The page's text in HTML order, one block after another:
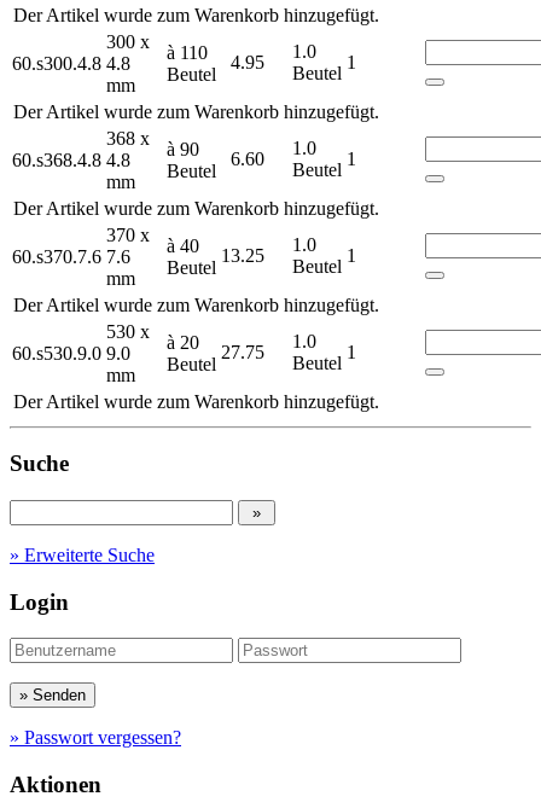
Der Artikel wurde zum Warenkorb hinzugefügt.
60.s300.4.8
300 x
4.8
mm
à 110
Beutel
4.95
1.0
Beutel
1
Der Artikel wurde zum Warenkorb hinzugefügt.
60.s368.4.8
368 x
4.8
mm
à 90
Beutel
6.60
1.0
Beutel
1
Der Artikel wurde zum Warenkorb hinzugefügt.
60.s370.7.6
370 x
7.6
mm
à 40
Beutel
13.25
1.0
Beutel
1
Der Artikel wurde zum Warenkorb hinzugefügt.
60.s530.9.0
530 x
9.0
mm
à 20
Beutel
27.75
1.0
Beutel
1
Der Artikel wurde zum Warenkorb hinzugefügt.
Suche
» Erweiterte Suche
Login
» Passwort vergessen?
Aktionen